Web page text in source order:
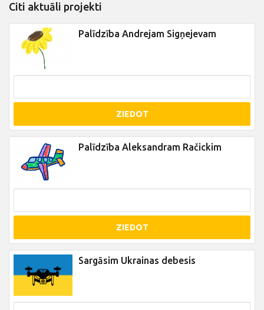
Citi aktuāli projekti
Palīdzība Andrejam Sigņejevam
ZIEDOT
Palīdzība Aleksandram Račickim
ZIEDOT
Sargāsim Ukrainas debesis